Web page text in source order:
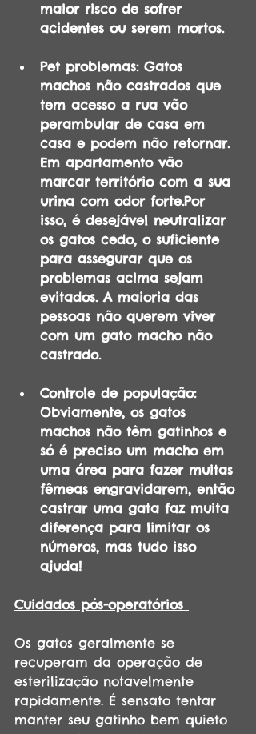
maior risco de sofrer
acidentes ou serem mortos.
Pet problemas: Gatos
machos não castrados que
tem acesso a rua vão
perambular de casa em
casa e podem não retornar.
Em apartamento vão
marcar território com a sua
urina com odor forte.Por
isso, é desejável neutralizar
os gatos cedo, o suficiente
para assegurar que os
problemas acima sejam
evitados. A maioria das
pessoas não querem viver
com um gato macho não
castrado.
Controle de população:
Obviamente, os gatos
machos não têm gatinhos e
só é preciso um macho em
uma área para fazer muitas
fêmeas engravidarem, então
castrar uma gata faz muita
diferença para limitar os
números, mas tudo isso
ajuda!
Cuidados pós-operatórios
Os gatos geralmente se
recuperam da operação de
esterilização notavelmente
rapidamente. É sensato tentar
manter seu gatinho bem quieto